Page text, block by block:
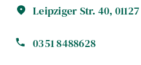
Leipziger Str. 40, 01127
0351 8488628